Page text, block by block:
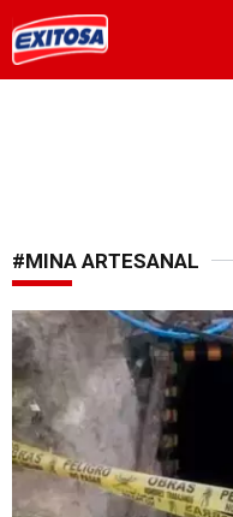
#MINA ARTESANAL
Investigan las causas